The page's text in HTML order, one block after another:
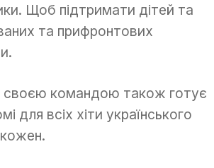
Щоб підтримати дітей та
та прифронтових
своєю командою також готує
для всіх хіти українського
кожен.